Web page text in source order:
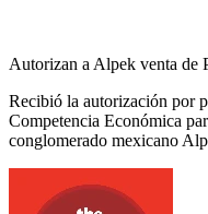
Autorizan a Alpek venta de
Recibió la autorización por
Competencia Económica
conglomerado mexicano